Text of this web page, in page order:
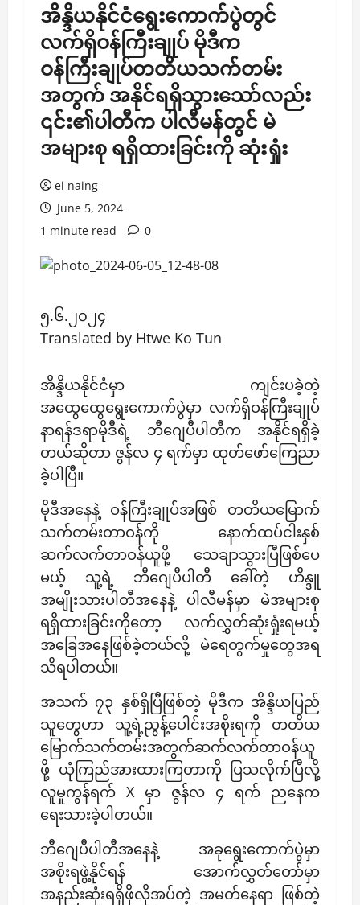
အိန္ဒိယနိုင်ငံရွေးကောက်ပွဲတွင်
လက်ရှိဝန်ကြီးချုပ် မိုဒီက
ဝန်ကြီးချုပ်တတိယသက်တမ်း
အတွက် အနိုင်ရရှိသွားသော်လည်း
၎င်း၏ပါတီက ပါလီမန်တွင် မဲ
အများစု ရရှိထားခြင်းကို ဆုံးရှုံး
ei naing
June 5, 2024
1 minute read
0
၅.၆.၂၀၂၄
Translated by Htwe Ko Tun
အိန္ဒိယနိုင်ငံမှာ ကျင်းပခဲ့တဲ့
အထွေထွေရွေးကောက်ပွဲမှာ လက်ရှိဝန်ကြီးချုပ်
နာရန်ဒရာမိုဒီရဲ့ ဘီဂျေပီပါတီက အနိုင်ရရှိခဲ့
တယ်ဆိုတာ ဇွန်လ ၄ ရက်မှာ ထုတ်ဖော်ကြေညာ
ခဲ့ပါပြီ။
မိုဒီအနေနဲ့ ဝန်ကြီးချုပ်အဖြစ် တတိယမြောက်
သက်တမ်းတာဝန်ကို နောက်ထပ်ငါးနှစ်
ဆက်လက်တာဝန်ယူဖို့ သေချာသွားပြီဖြစ်ပေ
မယ့် သူ့ရဲ့ ဘီဂျေပီပါတီ ခေါ်တဲ့ ဟိန္ဒူ
အမျိုးသားပါတီအနေနဲ့ ပါလီမန်မှာ မဲအများစု
ရရှိထားခြင်းကိုတော့ လက်လွှတ်ဆုံးရှုံးရမယ့်
အခြေအနေဖြစ်ခဲ့တယ်လို့ မဲရေတွက်မှုတွေအရ
သိရပါတယ်။
အသက် ၇၃ နှစ်ရှိပြီဖြစ်တဲ့ မိုဒီက အိန္ဒိယပြည်
သူတွေဟာ သူ့ရဲ့ညွန့်ပေါင်းအစိုးရကို တတိယ
မြောက်သက်တမ်းအတွက်ဆက်လက်တာဝန်ယူ
ဖို့ ယုံကြည်အားထားကြတာကို ပြသလိုက်ပြီလို့
လူမှုကွန်ရက် X မှာ ဇွန်လ ၄ ရက် ညနေက
ရေးသားခဲ့ပါတယ်။
ဘီဂျေပီပါတီအနေနဲ့ အခုရွေးကောက်ပွဲမှာ
အစိုးရဖွဲ့နိုင်ရန် အောက်လွှတ်တော်မှာ
အနည်းဆုံးရရှိဖိုလိုအပ်တဲ့ အမတ်နေရာ ဖြစ်တဲ့